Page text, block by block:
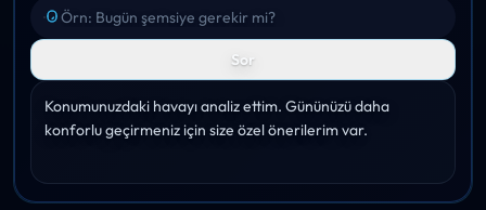
Sor
Konumunuzdaki havayı analiz ettim. Gününüzü daha
konforlu geçirmeniz için size özel önerilerim var.